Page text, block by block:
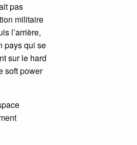
pas
militaire
l’arrière,
pays qui se
sur le hard
soft power